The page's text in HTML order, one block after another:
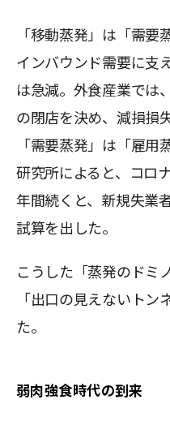
「移動蒸発」は「需要
インバウンド需要に支
は急減。外食産業では
の閉店を決め、減損損
「需要蒸発」は「雇
研究所によると、コロ
年間続くと、新規失業
試算を出した。
こうした「蒸発のドミ
「出口の見えないトン
た。
弱肉強食時代の到来